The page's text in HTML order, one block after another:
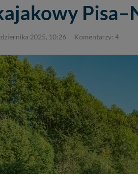
2025, 10:26 Komentarzy: 4